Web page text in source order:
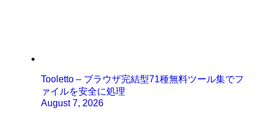
Tooletto – ブラウザ完結型71種無料ツール集でフ
ァイルを安全に処理
August 7, 2026